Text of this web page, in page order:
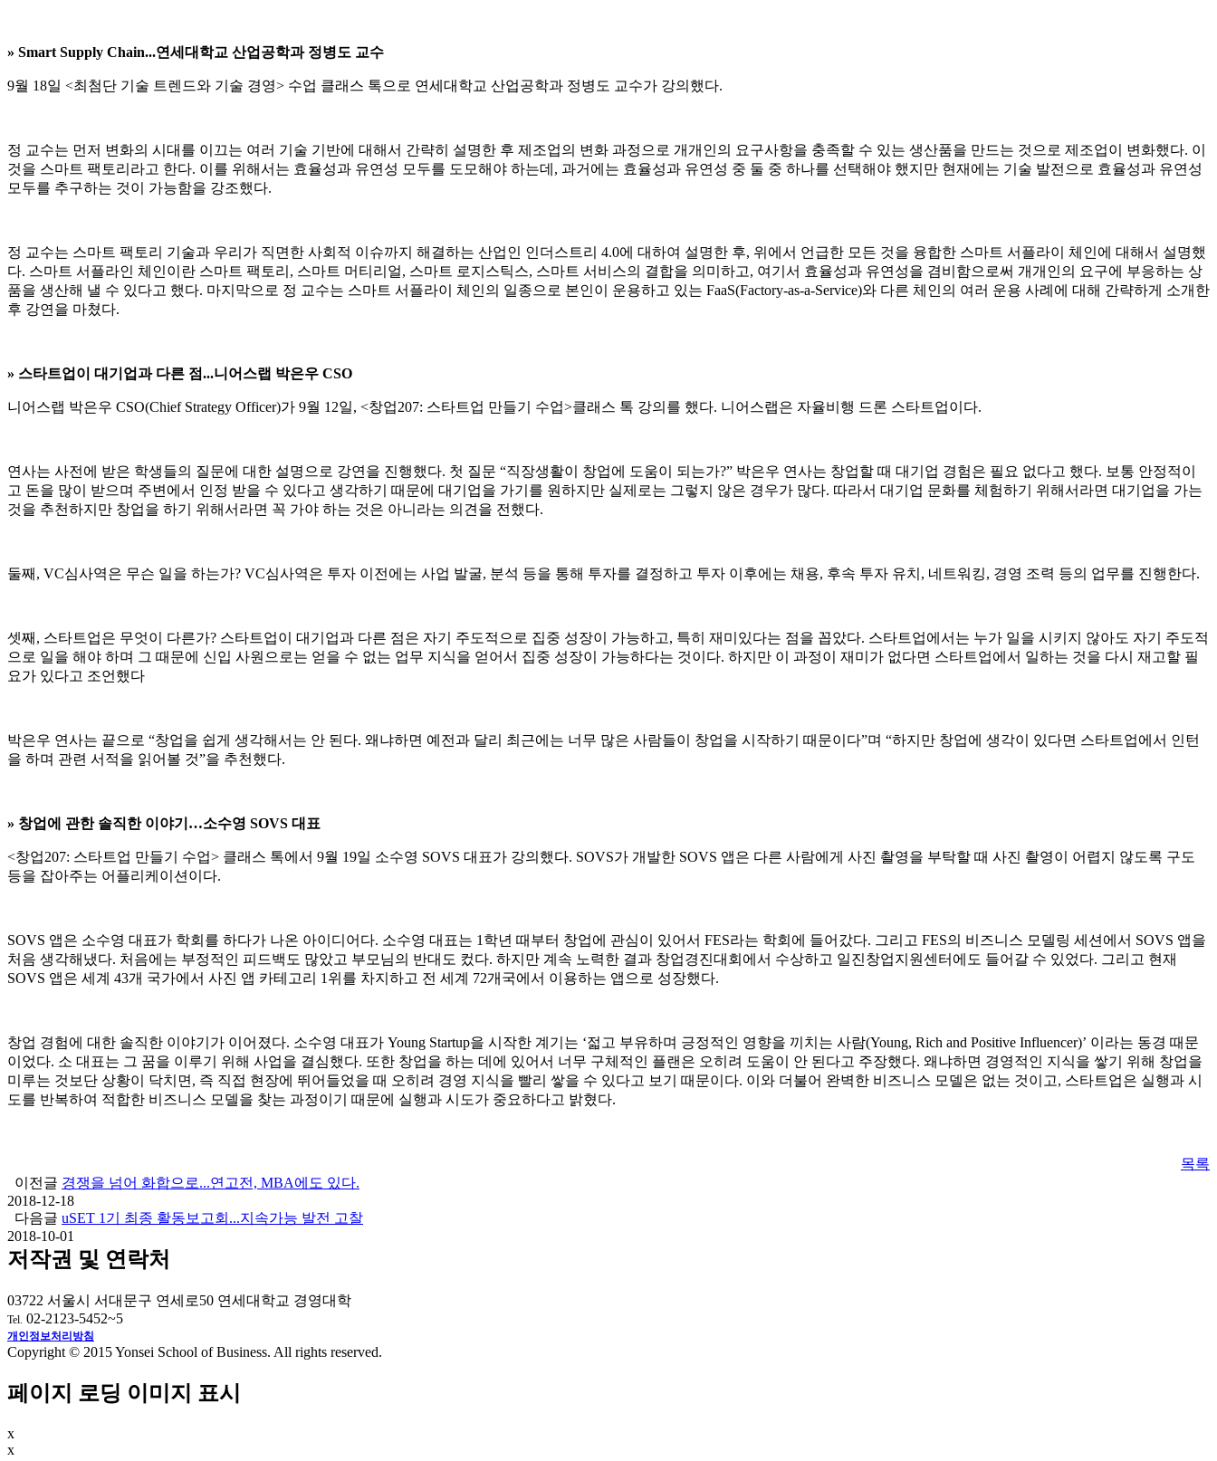
» Smart Supply Chain...연세대학교 산업공학과 정병도 교수
9월 18일 <최첨단 기술 트렌드와 기술 경영> 수업 클래스 톡으로 연세대학교 산업공학과 정병도 교수가 강의했다.
정 교수는 먼저 변화의 시대를 이끄는 여러 기술 기반에 대해서 간략히 설명한 후 제조업의 변화 과정으로 개개인의 요구사항을 충족할 수 있는 생산품을 만드는 것으로 제조업이 변화했다. 이
것을 스마트 팩토리라고 한다. 이를 위해서는 효율성과 유연성 모두를 도모해야 하는데, 과거에는 효율성과 유연성 중 둘 중 하나를 선택해야 했지만 현재에는 기술 발전으로 효율성과 유연성
모두를 추구하는 것이 가능함을 강조했다.
정 교수는 스마트 팩토리 기술과 우리가 직면한 사회적 이슈까지 해결하는 산업인 인더스트리 4.0에 대하여 설명한 후, 위에서 언급한 모든 것을 융합한 스마트 서플라이 체인에 대해서 설명했
다. 스마트 서플라인 체인이란 스마트 팩토리, 스마트 머티리얼, 스마트 로지스틱스, 스마트 서비스의 결합을 의미하고, 여기서 효율성과 유연성을 겸비함으로써 개개인의 요구에 부응하는 상
품을 생산해 낼 수 있다고 했다. 마지막으로 정 교수는 스마트 서플라이 체인의 일종으로 본인이 운용하고 있는 FaaS(Factory-as-a-Service)와 다른 체인의 여러 운용 사례에 대해 간략하게 소개한
후 강연을 마쳤다.
» 스타트업이 대기업과 다른 점...니어스랩 박은우 CSO
니어스랩 박은우 CSO(Chief Strategy Officer)가 9월 12일, <창업207: 스타트업 만들기 수업>클래스 톡 강의를 했다. 니어스랩은 자율비행 드론 스타트업이다.
연사는 사전에 받은 학생들의 질문에 대한 설명으로 강연을 진행했다. 첫 질문 “직장생활이 창업에 도움이 되는가?” 박은우 연사는 창업할 때 대기업 경험은 필요 없다고 했다. 보통 안정적이
고 돈을 많이 받으며 주변에서 인정 받을 수 있다고 생각하기 때문에 대기업을 가기를 원하지만 실제로는 그렇지 않은 경우가 많다. 따라서 대기업 문화를 체험하기 위해서라면 대기업을 가는
것을 추천하지만 창업을 하기 위해서라면 꼭 가야 하는 것은 아니라는 의견을 전했다.
둘째, VC심사역은 무슨 일을 하는가? VC심사역은 투자 이전에는 사업 발굴, 분석 등을 통해 투자를 결정하고 투자 이후에는 채용, 후속 투자 유치, 네트워킹, 경영 조력 등의 업무를 진행한다.
셋째, 스타트업은 무엇이 다른가? 스타트업이 대기업과 다른 점은 자기 주도적으로 집중 성장이 가능하고, 특히 재미있다는 점을 꼽았다. 스타트업에서는 누가 일을 시키지 않아도 자기 주도적
으로 일을 해야 하며 그 때문에 신입 사원으로는 얻을 수 없는 업무 지식을 얻어서 집중 성장이 가능하다는 것이다. 하지만 이 과정이 재미가 없다면 스타트업에서 일하는 것을 다시 재고할 필
요가 있다고 조언했다
박은우 연사는 끝으로 “창업을 쉽게 생각해서는 안 된다. 왜냐하면 예전과 달리 최근에는 너무 많은 사람들이 창업을 시작하기 때문이다”며 “하지만 창업에 생각이 있다면 스타트업에서 인턴
을 하며 관련 서적을 읽어볼 것”을 추천했다.
» 창업에 관한 솔직한 이야기…소수영 SOVS 대표
<창업207: 스타트업 만들기 수업> 클래스 톡에서 9월 19일 소수영 SOVS 대표가 강의했다. SOVS가 개발한 SOVS 앱은 다른 사람에게 사진 촬영을 부탁할 때 사진 촬영이 어렵지 않도록 구도
등을 잡아주는 어플리케이션이다.
SOVS 앱은 소수영 대표가 학회를 하다가 나온 아이디어다. 소수영 대표는 1학년 때부터 창업에 관심이 있어서 FES라는 학회에 들어갔다. 그리고 FES의 비즈니스 모델링 세션에서 SOVS 앱을
처음 생각해냈다. 처음에는 부정적인 피드백도 많았고 부모님의 반대도 컸다. 하지만 계속 노력한 결과 창업경진대회에서 수상하고 일진창업지원센터에도 들어갈 수 있었다. 그리고 현재
SOVS 앱은 세계 43개 국가에서 사진 앱 카테고리 1위를 차지하고 전 세계 72개국에서 이용하는 앱으로 성장했다.
창업 경험에 대한 솔직한 이야기가 이어졌다. 소수영 대표가 Young Startup을 시작한 계기는 ‘젋고 부유하며 긍정적인 영향을 끼치는 사람(Young, Rich and Positive Influencer)’ 이라는 동경 때문
이었다. 소 대표는 그 꿈을 이루기 위해 사업을 결심했다. 또한 창업을 하는 데에 있어서 너무 구체적인 플랜은 오히려 도움이 안 된다고 주장했다. 왜냐하면 경영적인 지식을 쌓기 위해 창업을
미루는 것보단 상황이 닥치면, 즉 직접 현장에 뛰어들었을 때 오히려 경영 지식을 빨리 쌓을 수 있다고 보기 때문이다. 이와 더불어 완벽한 비즈니스 모델은 없는 것이고, 스타트업은 실행과 시
도를 반복하여 적합한 비즈니스 모델을 찾는 과정이기 때문에 실행과 시도가 중요하다고 밝혔다.
목록
이전글 경쟁을 넘어 화합으로...연고전, MBA에도 있다.
2018-12-18
다음글 uSET 1기 최종 활동보고회...지속가능 발전 고찰
2018-10-01
저작권 및 연락처
03722 서울시 서대문구 연세로50 연세대학교 경영대학
Tel. 02-2123-5452~5
개인정보처리방침
Copyright © 2015 Yonsei School of Business. All rights reserved.
페이지 로딩 이미지 표시
x
x